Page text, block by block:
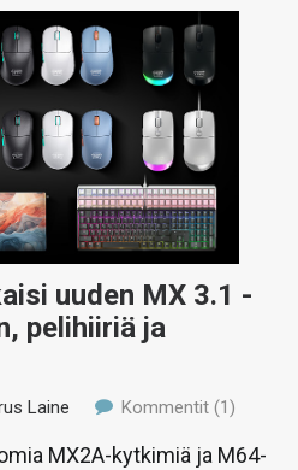
uuden MX 3.1 -
pelihiiriä ja
Laine Kommentit (1)
MX2A-kytkimiä ja M64-